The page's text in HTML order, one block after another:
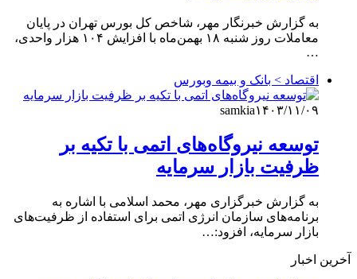
به گزارش خبرنگار مهر، شاخص کل بورس تهران در پایان
معاملات روز شنبه ۱۸ بهمن‌ماه با افزایش ۱۰۴ هزار واحدی،
…
اقتصاد > بانک و بیمه وبورس
samkia۱۴۰۳/۱۱/۰۹
توسعه نیروگاه‌های اتمی با تکیه بر
ظرفیت بازار سرمایه
به گزارش خبرگزاری مهر، محمد اسلامی با اشاره به
برنامه‌های سازمان انرژی اتمی برای استفاده از ظرفیت‌های
بازار سرمایه، افزود:…
آخرین اخبار